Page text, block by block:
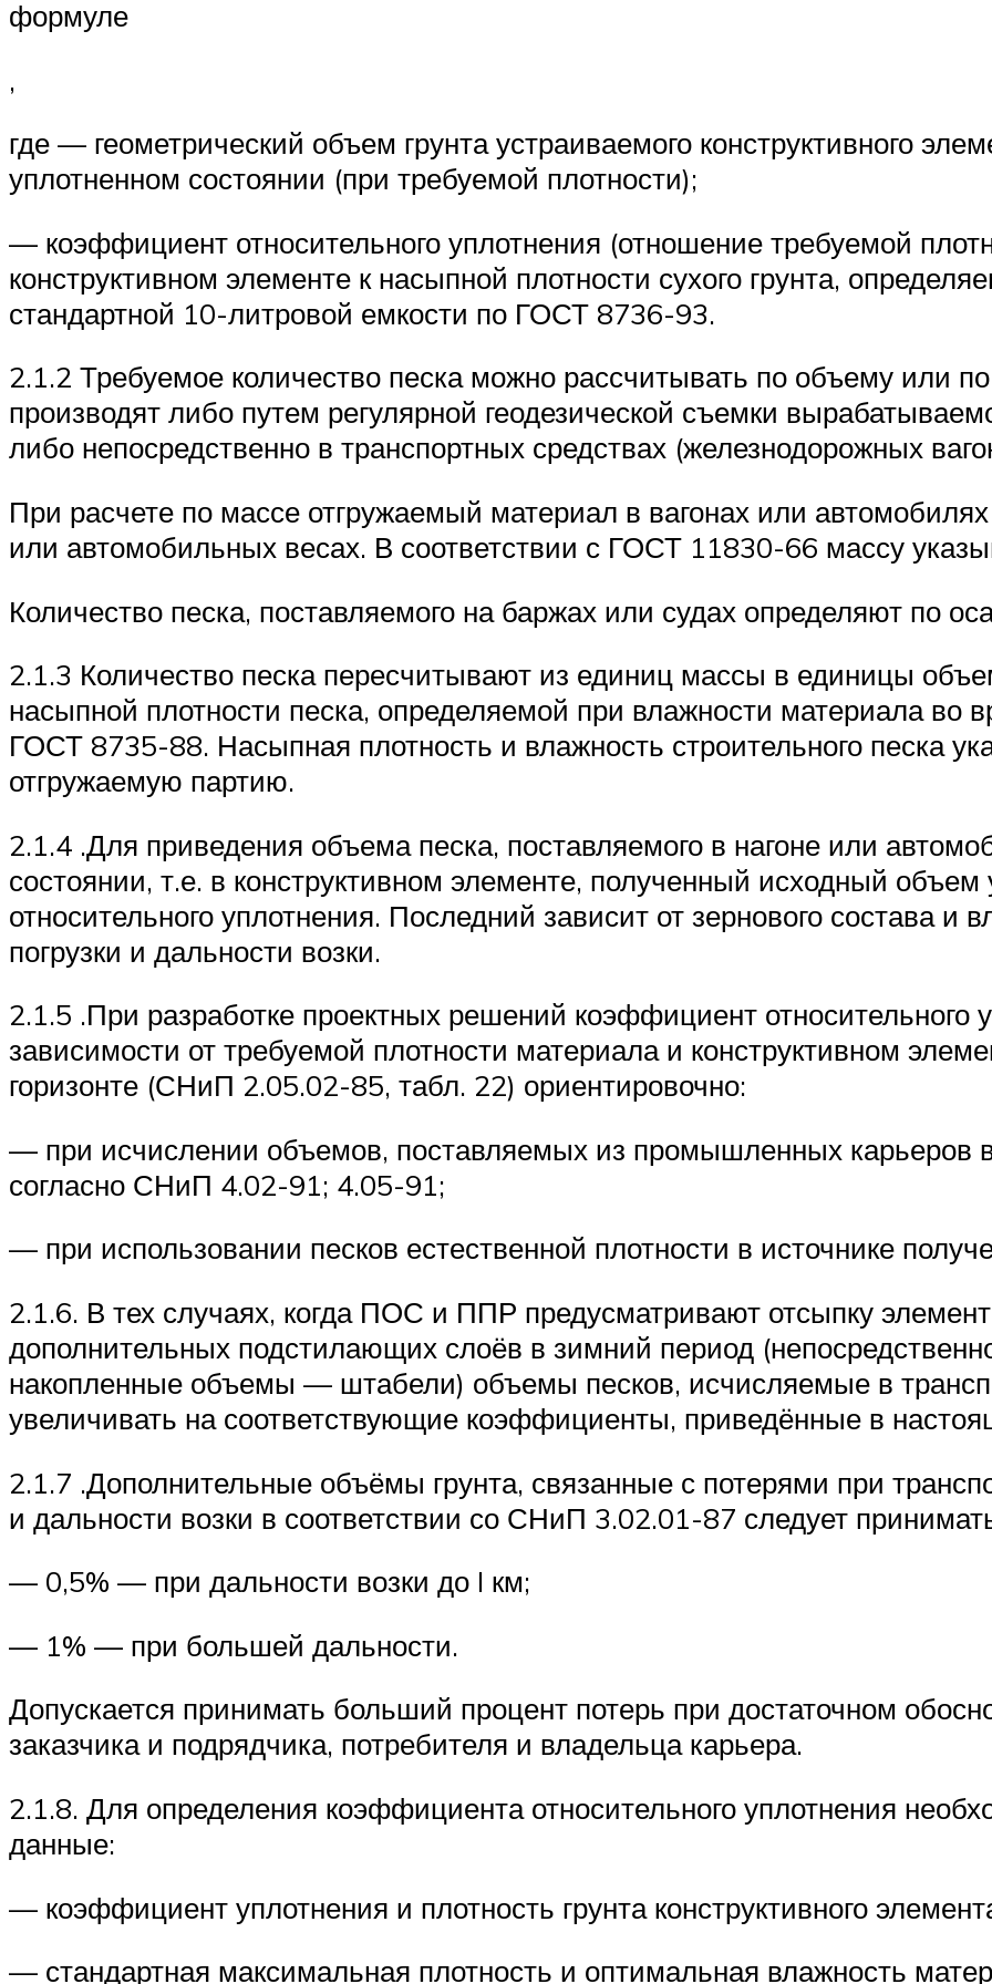
формуле
,
где — геометрический объем грунта устраиваемого конструктивного
уплотненном состоянии (при требуемой плотности);
— коэффициент относительного уплотнения (отношение требуемой
конструктивном элементе к насыпной плотности сухого грунта,
стандартной 10-литровой емкости по ГОСТ 8736-93.
2.1.2 Требуемое количество песка можно рассчитывать по объему или
производят либо путем регулярной геодезической съемки
либо непосредственно в транспортных средствах (железнодорожных
При расчете по массе отгружаемый материал в вагонах или
или автомобильных весах. В соответствии с ГОСТ 11830-66 массу
Количество песка, поставляемого на баржах или судах определяют по
2.1.3 Количество песка пересчитывают из единиц массы в единицы
насыпной плотности песка, определяемой при влажности материала во
ГОСТ 8735-88. Насыпная плотность и влажность строительного песка
отгружаемую партию.
2.1.4 .Для приведения объема песка, поставляемого в нагоне или
состоянии, т.е. в конструктивном элементе, полученный исходный
относительного уплотнения. Последний зависит от зернового состава и
погрузки и дальности возки.
2.1.5 .При разработке проектных решений коэффициент относительного
зависимости от требуемой плотности материала и конструктивном
горизонте (СНиП 2.05.02-85, табл. 22) ориентировочно:
— при исчислении объемов, поставляемых из промышленных карьеров
согласно СНиП 4.02-91; 4.05-91;
— при использовании песков естественной плотности в источнике
2.1.6. В тех случаях, когда ПОС и ППР предусматривают отсыпку
дополнительных подстилающих слоёв в зимний период
накопленные объемы — штабели) объемы песков, исчисляемые в
увеличивать на соответствующие коэффициенты, приведённые в
2.1.7 .Дополнительные объёмы грунта, связанные с потерями при
и дальности возки в соответствии со СНиП 3.02.01-87 следует
— 0,5% — при дальности возки до I км;
— 1% — при большей дальности.
Допускается принимать больший процент потерь при достаточном
заказчика и подрядчика, потребителя и владельца карьера.
2.1.8. Для определения коэффициента относительного уплотнения
данные:
— коэффициент уплотнения и плотность грунта конструктивного
— стандартная максимальная плотность и оптимальная влажность